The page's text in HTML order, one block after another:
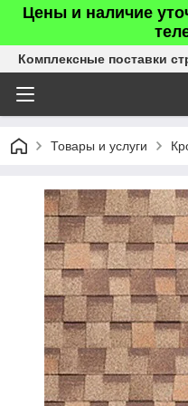
Цены и наличие
Комплексные поставки
Товары и услуги